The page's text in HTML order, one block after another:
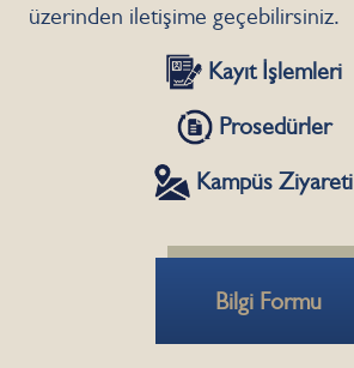
üzerinden iletişime geçebilirsiniz.
Kayıt İşlemleri
Prosedürler
Kampüs Ziyareti
Bilgi Formu